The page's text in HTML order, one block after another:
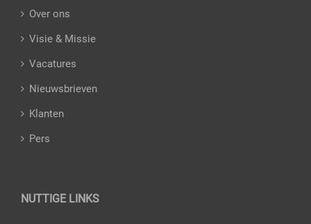
Over ons
Visie & Missie
Vacatures
Nieuwsbrieven
Klanten
Pers
NUTTIGE LINKS